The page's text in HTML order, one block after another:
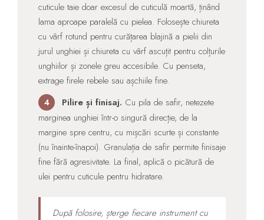
cuticule taie doar excesul de cuticulă moartă, ținând
lama aproape paralelă cu pielea. Folosește chiureta
cu vârf rotund pentru curățarea blajină a pielii din
jurul unghiei și chiureta cu vârf ascuțit pentru colțurile
unghiilor și zonele greu accesibile. Cu penseta,
extrage firele rebele sau așchiile fine.
4 Pilire și finisaj. Cu pila de safir, netezete
marginea unghiei într-o singură direcție, de la
margine spre centru, cu mișcări scurte și constante
(nu înainte-înapoi). Granulația de safir permite finisaje
fine fără agresivitate. La final, aplică o picătură de
ulei pentru cuticule pentru hidratare.
După folosire, șterge fiecare instrument cu